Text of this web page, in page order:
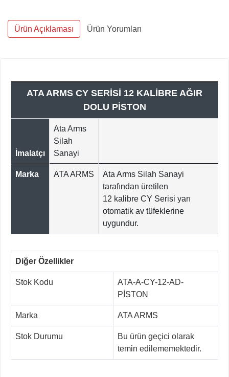
Ürün Açıklaması Ürün Yorumları
ATA ARMS CY SERİSİ 12 KALİBRE AĞIR
DOLU PİSTON
İmalatçı
Ata Arms
Silah
Sanayi
Marka ATA ARMS
Ata Arms Silah Sanayi
tarafından üretilen
12 kalibre CY Serisi yarı
otomatik av tüfeklerine
uygundur.
Diğer Özellikler
Stok Kodu
ATA-A-CY-12-AD-
PİSTON
Marka ATA ARMS
Stok Durumu
Bu ürün geçici olarak
temin edilememektedir.